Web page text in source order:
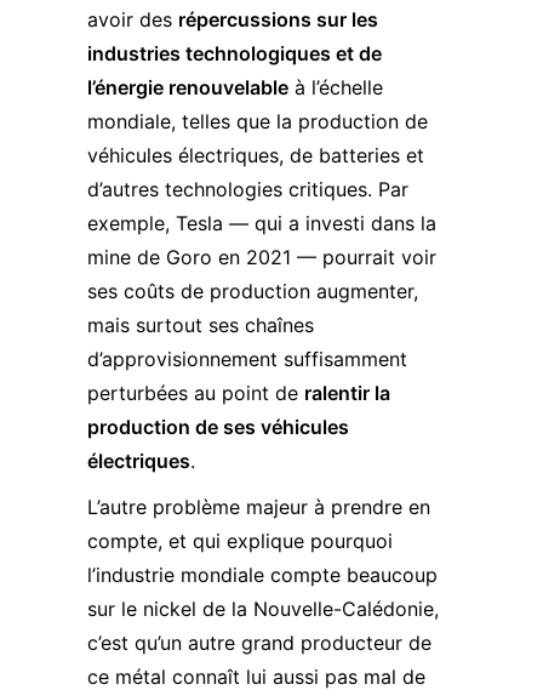
avoir des répercussions sur les
industries technologiques et de
l’énergie renouvelable à l’échelle
mondiale, telles que la production de
véhicules électriques, de batteries et
d’autres technologies critiques. Par
exemple, Tesla — qui a investi dans la
mine de Goro en 2021 — pourrait voir
ses coûts de production augmenter,
mais surtout ses chaînes
d’approvisionnement suffisamment
perturbées au point de ralentir la
production de ses véhicules
électriques​.
L’autre problème majeur à prendre en
compte, et qui explique pourquoi
l’industrie mondiale compte beaucoup
sur le nickel de la Nouvelle-Calédonie,
c’est qu’un autre grand producteur de
ce métal connaît lui aussi pas mal de